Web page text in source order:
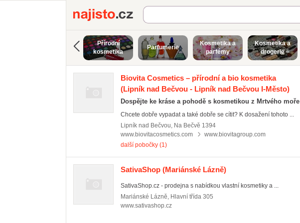
Najisto.cz
Přírodní
kosmetika
Parfumerie
Kosmetika a
parfémy
Kosmetika a
drogerie
Biovita Cosmetics – přírodní a bio kosmetika
(Lipník nad Bečvou - Lipník nad Bečvou I-Město)
Dospějte ke kráse a pohodě s kosmetikou z Mrtvého moře
Chcete dobře vypadat a také dobře se cítit? K dosažení tohoto ...
Lipník nad Bečvou, Na Bečvě 1394
www.biovitacosmetics.com
www.biovitagroup.com
další pobočky (1)
SativaShop (Mariánské Lázně)
SativaShop.cz - prodejna s nabídkou vlastní kosmetiky a ...
Mariánské Lázně, Hlavní třída 305
www.sativashop.cz